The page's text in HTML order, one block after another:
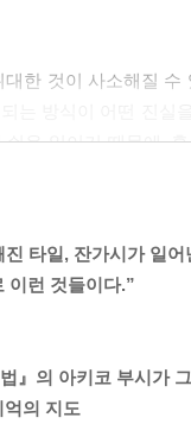
한 것이 사소해질
운 일이기 때문에.
문에 내 집에서 불안
탈출한 뱀, 수도승
진 타일, 잔가시가 일
이런 것들이다.”
』의 아키코 부시가
의 지도